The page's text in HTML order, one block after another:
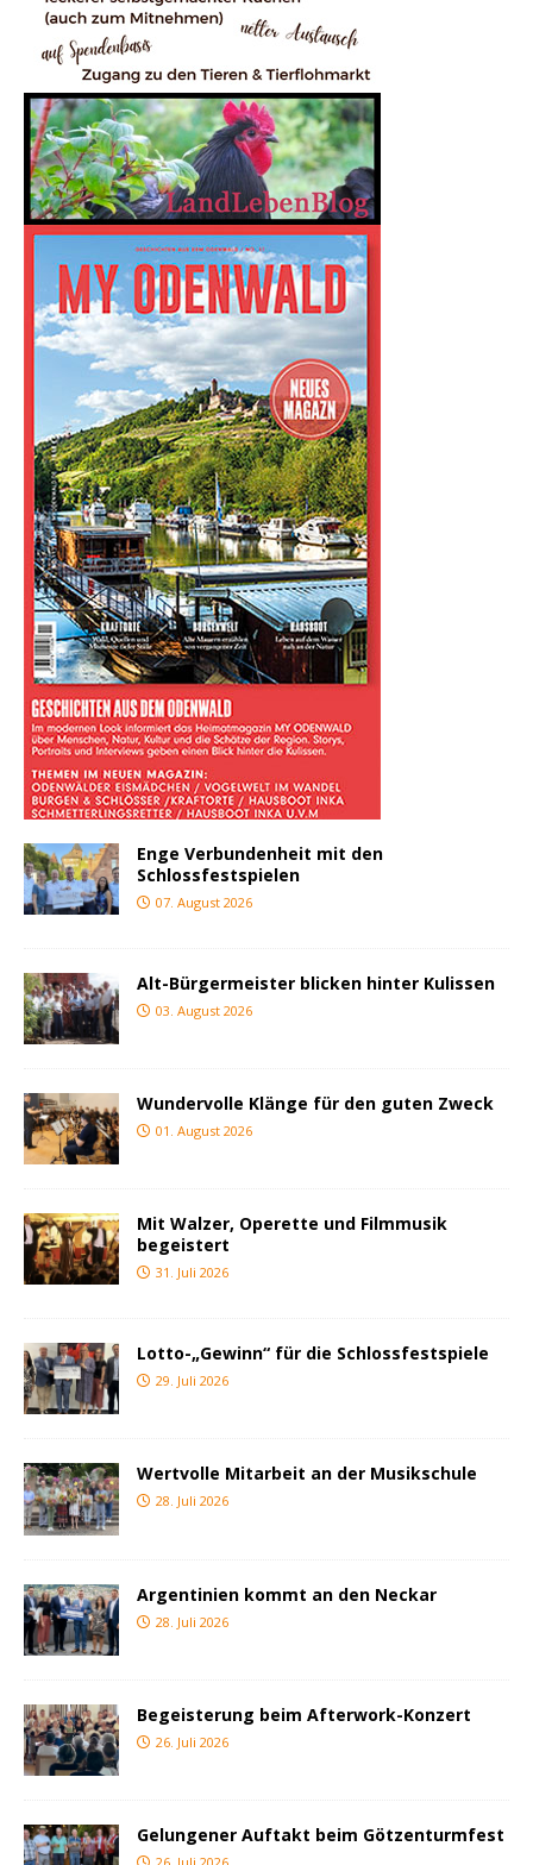
Enge Verbundenheit mit den
Schlossfestspielen
07. August 2026
Alt-Bürgermeister blicken hinter Kulissen
03. August 2026
Wundervolle Klänge für den guten Zweck
01. August 2026
Mit Walzer, Operette und Filmmusik
begeistert
31. Juli 2026
Lotto-„Gewinn“ für die Schlossfestspiele
29. Juli 2026
Wertvolle Mitarbeit an der Musikschule
28. Juli 2026
Argentinien kommt an den Neckar
28. Juli 2026
Begeisterung beim Afterwork-Konzert
26. Juli 2026
Gelungener Auftakt beim Götzenturmfest